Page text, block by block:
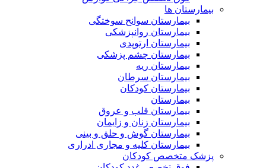
بیمارستان ها
بیمارستان سوانح سوختگی
بیمارستان روانپزشکی
بیمارستان ارتوپدی
بیمارستان چشم پزشکی
بیمارستان ریه
بیمارستان سرطان
بیمارستان کودکان
بیمارستان
بیمارستان قلب و عروق
بیمارستان زنان و زایمان
بیمارستان گوش و حلق و بینی
بیمارستان کلیه و مجاری ادراری
پزشک متخصص کودکان